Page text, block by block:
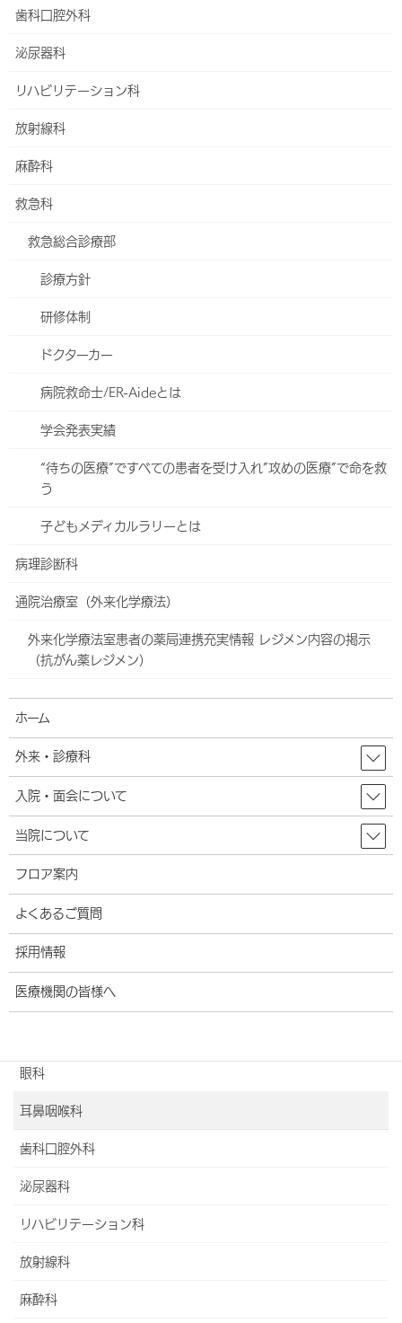
外科
小児外科
ヘルニアセンター
食道外科
大腸・肛門外科
血管外科
整形外科
脊椎外来
股関節外来
スポーツ関節鏡センター（膝関節外科）
関節リウマチ科
乳腺外科センター
形成外科
妊娠・ご出産
小児科のご案内
マタニティ・チャンネル
4D超音波装置（4Dエコー)のご紹介
ロボット支援下手術
足と傷のセンター
眼科
耳鼻咽喉科
歯科口腔外科
泌尿器科
リハビリテーション科
放射線科
麻酔科
歯科口腔外科
泌尿器科
リハビリテーション科
放射線科
麻酔科
救急科
救急総合診療部
診療方針
研修体制
ドクターカー
病院救命士/ER-Aideとは
学会発表実績
“待ちの医療”ですべての患者を受け入れ”攻めの医療”で命を救
う
子どもメディカルラリーとは
病理診断科
通院治療室（外来化学療法）
外来化学療法室患者の薬局連携充実情報 レジメン内容の掲示
（抗がん薬レジメン）
ホーム
外来・診療科
入院・面会について
当院について
フロア案内
よくあるご質問
採用情報
医療機関の皆様へ